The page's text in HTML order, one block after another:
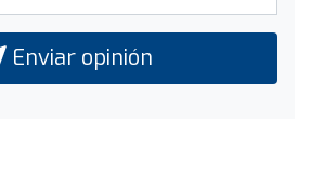
Enviar opinión